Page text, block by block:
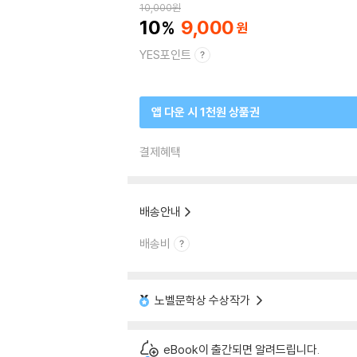
10,000원
10 9,000
YES포인트
앱 다운 시 1천원 상품권
결제혜택
배송안내
배송비
노벨문학상 수상작가
eBook이 출간되면 알려드립니다.